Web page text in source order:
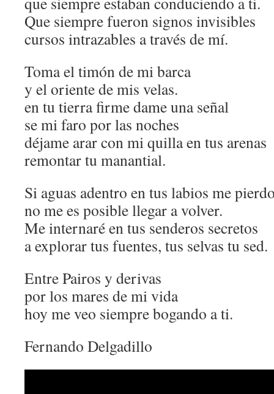
Que siempre fueron signos invisibles
cursos intrazables a través de mí.
Toma el timón de mi barca
y el oriente de mis velas.
en tu tierra firme dame una señal
se mi faro por las noches
déjame arar con mi quilla en tus arenas
remontar tu manantial.
Si aguas adentro en tus labios me
no me es posible llegar a volver.
Me internaré en tus senderos secretos
a explorar tus fuentes, tus selvas tu sed.
Entre Pairos y derivas
por los mares de mi vida
hoy me veo siempre bogando a ti.
Fernando Delgadillo